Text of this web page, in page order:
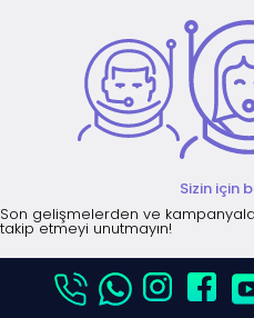
Sizin için
Son gelişmelerden ve
takip etmeyi unutmayın!